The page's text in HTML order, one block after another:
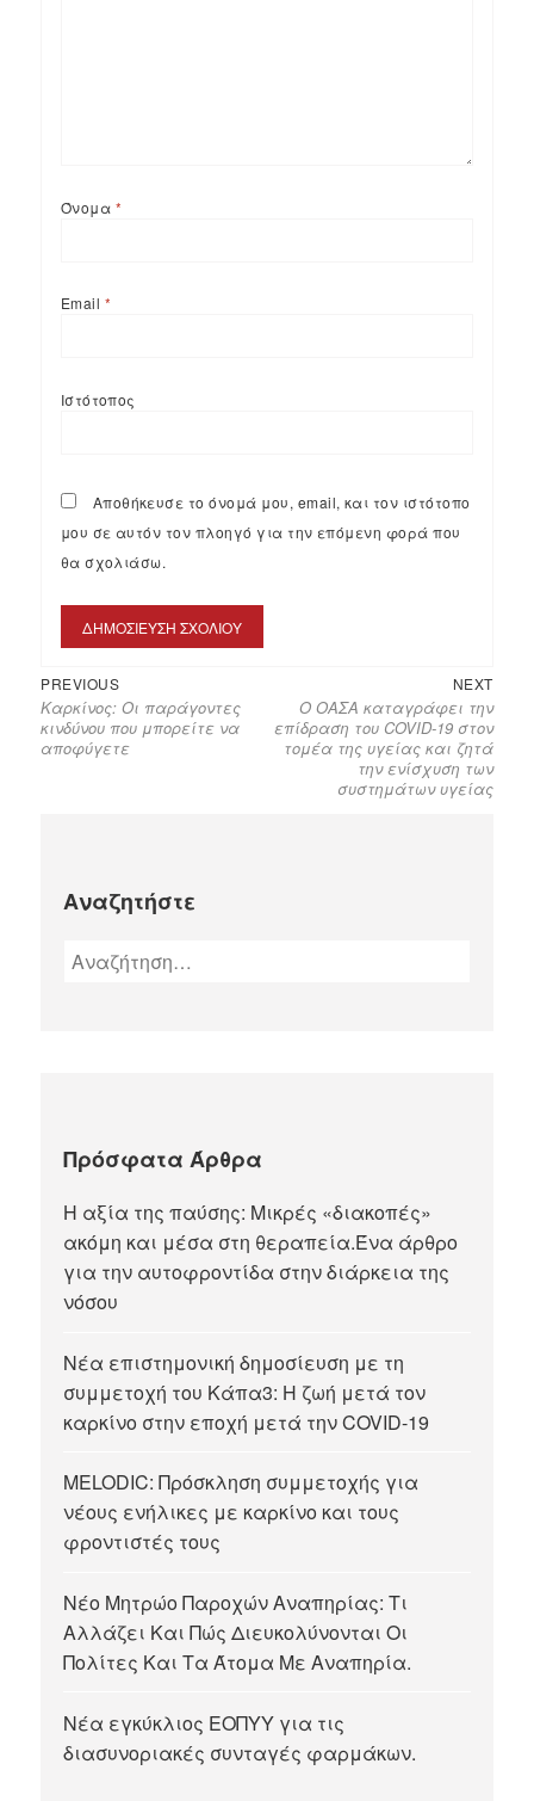
Όνομα *
Email *
Ιστότοπος
Αποθήκευσε το όνομά μου, email, και τον ιστότοπο
μου σε αυτόν τον πλοηγό για την επόμενη φορά που
θα σχολιάσω.
PREVIOUS
Καρκίνος: Οι παράγοντες
κινδύνου που μπορείτε να
αποφύγετε
NEXT
Ο ΟΑΣΑ καταγράφει την
επίδραση του COVID-19 στον
τομέα της υγείας και ζητά
την ενίσχυση των
συστημάτων υγείας
Αναζητήστε
Πρόσφατα Άρθρα
Η αξία της παύσης: Μικρές «διακοπές»
ακόμη και μέσα στη θεραπεία.Ένα άρθρο
για την αυτοφροντίδα στην διάρκεια της
νόσου
Νέα επιστημονική δημοσίευση με τη
συμμετοχή του Κάπα3: Η ζωή μετά τον
καρκίνο στην εποχή μετά την COVID-19
MELODIC: Πρόσκληση συμμετοχής για
νέους ενήλικες με καρκίνο και τους
φροντιστές τους
Νέο Μητρώο Παροχών Αναπηρίας: Τι
Αλλάζει Και Πώς Διευκολύνονται Οι
Πολίτες Και Τα Άτομα Με Αναπηρία.
Νέα εγκύκλιος ΕΟΠΥΥ για τις
διασυνοριακές συνταγές φαρμάκων.